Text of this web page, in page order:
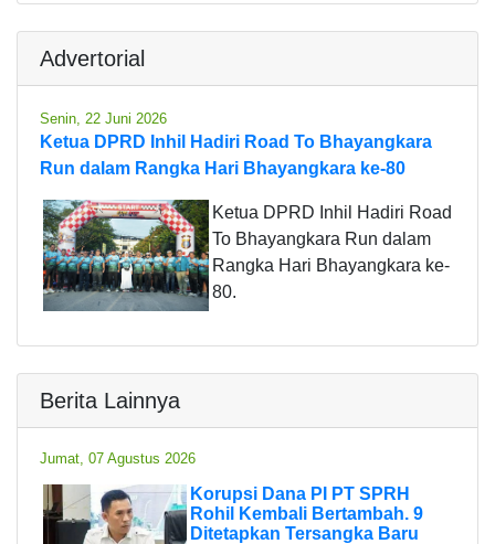
Advertorial
Senin, 22 Juni 2026
Ketua DPRD Inhil Hadiri Road To Bhayangkara
Run dalam Rangka Hari Bhayangkara ke-80
Ketua DPRD Inhil Hadiri Road
To Bhayangkara Run dalam
Rangka Hari Bhayangkara ke-
80.
Berita Lainnya
Jumat, 07 Agustus 2026
Korupsi Dana PI PT SPRH
Rohil Kembali Bertambah. 9
Ditetapkan Tersangka Baru